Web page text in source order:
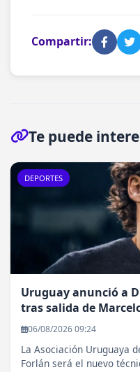
Compartir:
Te puede
DEPORTES
Uruguay anunció a
tras salida de
06/08/2026 09:24
La Asociación Uruguaya
Forlán será el nuevo